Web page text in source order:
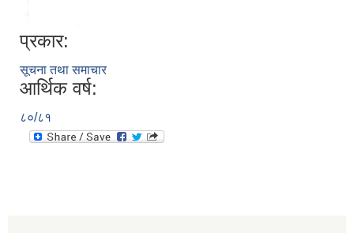
प्रकार:
सूचना तथा समाचार
आर्थिक वर्ष:
८०/८१